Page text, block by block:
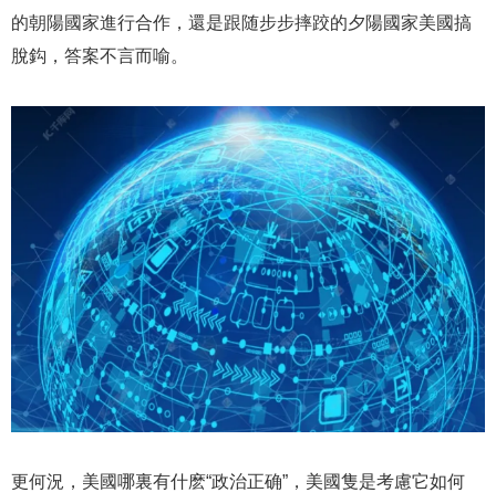
的朝陽國家進行合作，還是跟随步步摔跤的夕陽國家美國搞
脫鈎，答案不言而喻。
更何況，美國哪裏有什麽“政治正确”，美國隻是考慮它如何